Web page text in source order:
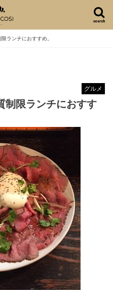
search
ランチにおすすめ。
グルメ
制限ランチにおすす